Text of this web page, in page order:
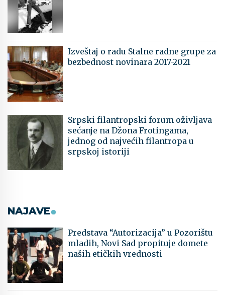
Izveštaj o radu Stalne radne grupe za
bezbednost novinara 2017-2021
Srpski filantropski forum oživljava
sećanje na Džona Frotingama,
jednog od najvećih filantropa u
srpskoj istoriji
NAJAVE
Predstava “Autorizacija” u Pozorištu
mladih, Novi Sad propituje domete
naših etičkih vrednosti